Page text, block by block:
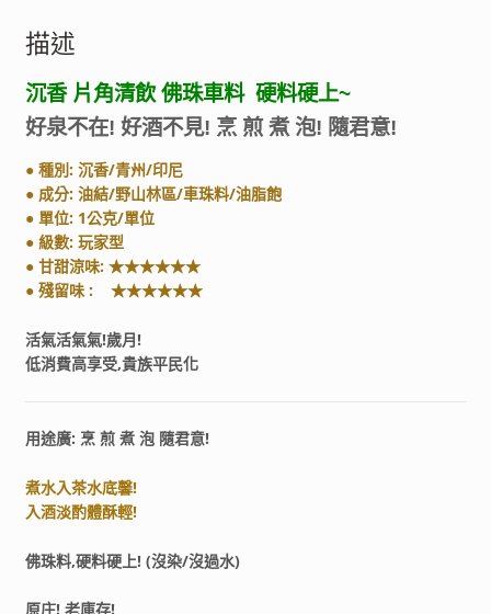
描述
沉香 片角清飲 佛珠車料 硬料硬上~
好泉不在! 好酒不見! 烹 煎 煮 泡! 隨君意!
● 種別: 沉香/青州/印尼
● 成分: 油結/野山林區/車珠料/油脂飽
● 單位: 1公克/單位
● 級數: 玩家型
● 甘甜涼味: ★★★★★★
● 殘留味 : ★★★★★★
活氣活氣氣!歲月!
低消費高享受,貴族平民化
用途廣: 烹 煎 煮 泡 隨君意!
煮水入茶水底馨!
入酒淡酌體酥輕!
佛珠料,硬料硬上! (沒染/沒過水)
原庄! 老庫存!